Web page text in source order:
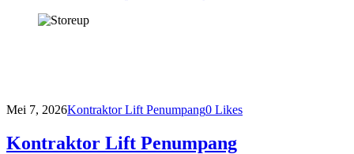
Mei 7, 2026Kontraktor Lift Penumpang0 Likes
Kontraktor Lift Penumpang